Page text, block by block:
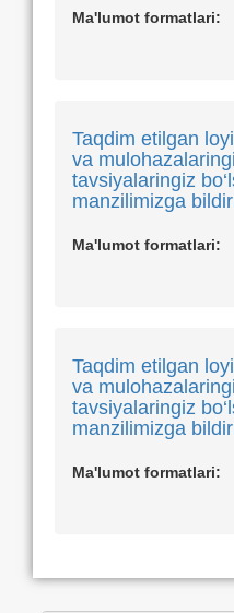
Ma'lumot formatlari:
Taqdim etilgan
va
tavsiyalaringiz
manzilimizga
Ma'lumot formatlari:
Taqdim etilgan
va
tavsiyalaringiz
manzilimizga
Ma'lumot formatlari: